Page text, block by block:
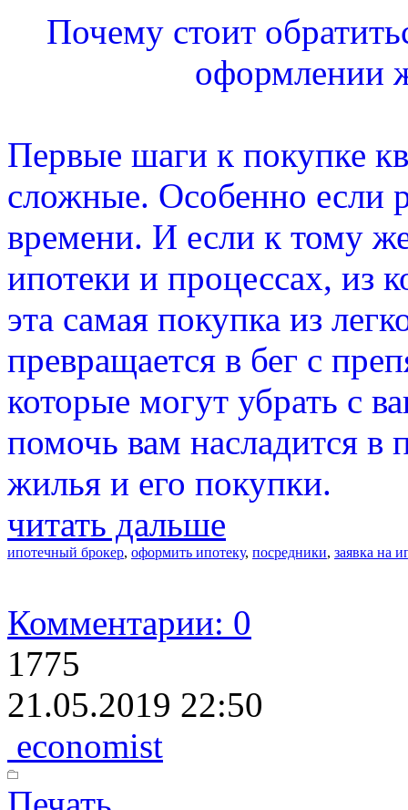
Почему стоит
оформлении
Первые шаги к покупке
сложные. Особенно если
времени. И если к тому
ипотеки и процессах, из
эта самая покупка из
превращается в бег с
которые могут убрать с
помочь вам насладится
жилья и его покупки.
читать дальше
ипотечный брокер, оформить ипотеку, посредники, заявка на
Комментарии: 0
1775
21.05.2019 22:50
economist